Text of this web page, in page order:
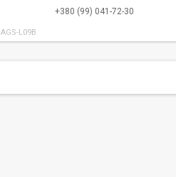
+380 (99) 041-72-30
AGS-L09B